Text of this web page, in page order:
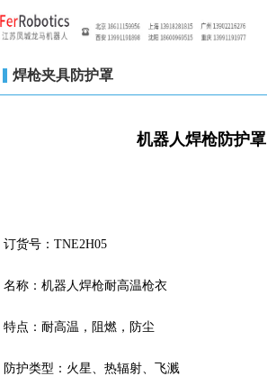
焊枪夹具防护罩
机器人焊枪防护罩
订货号：TNE2H05
名称：机器人焊枪耐高温枪衣
特点：耐高温，阻燃，防尘
防护类型：火星、热辐射、飞溅